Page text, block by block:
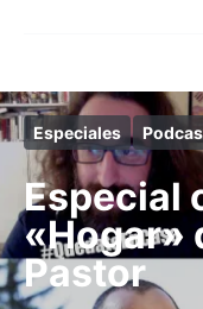
Especiales
Especial
«Hogar»
Pastor